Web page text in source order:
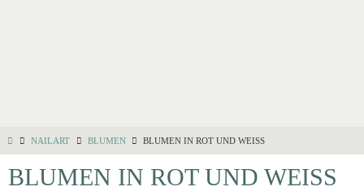
NAILART BLUMEN BLUMEN IN ROT UND WEISS
BLUMEN IN ROT UND WEISS